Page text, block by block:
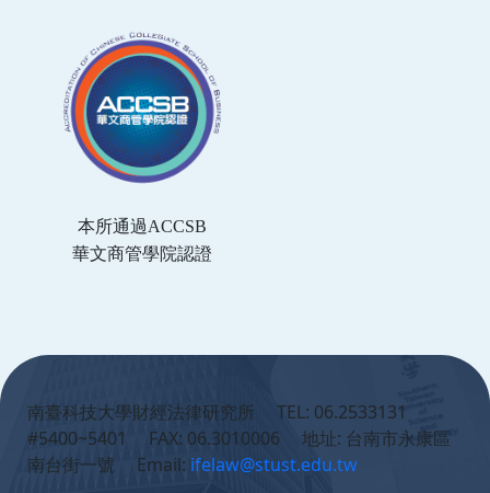
本所通過ACCSB
華文商管學院認證
南臺科技大學財經法律研究所 TEL: 06.2533131
#5400~5401 FAX: 06.3010006 地址: 台南市永康區
南台街一號 Email: ifelaw@stust.edu.tw